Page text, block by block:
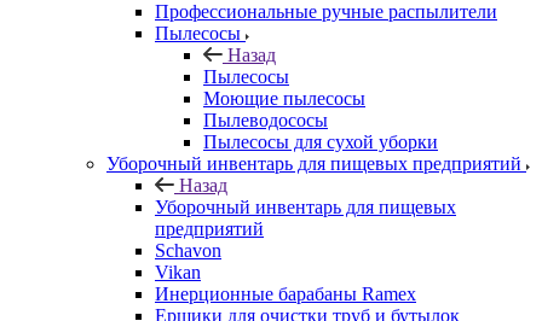
Профессиональные ручные распылители
Пылесосы
Назад
Пылесосы
Моющие пылесосы
Пылеводососы
Пылесосы для сухой уборки
Уборочный инвентарь для пищевых предприятий
Назад
Уборочный инвентарь для пищевых
предприятий
Schavon
Vikan
Инерционные барабаны Ramex
Ершики для очистки труб и бутылок